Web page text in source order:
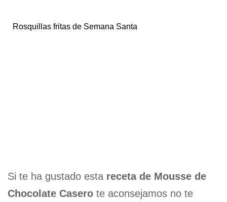
Rosquillas fritas de Semana Santa
Si te ha gustado esta receta de Mousse de
Chocolate Casero te aconsejamos no te